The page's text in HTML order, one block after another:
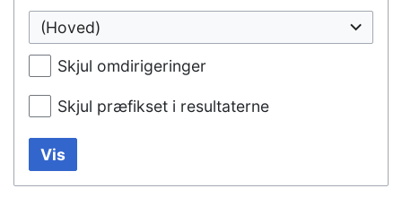
(Hoved)
Skjul omdirigeringer
Skjul præfikset i resultaterne
Vis